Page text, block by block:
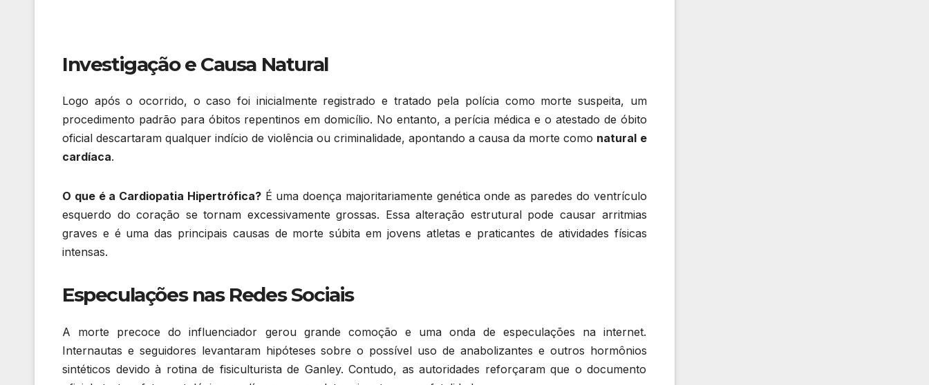
Investigação e Causa Natural
Logo após o ocorrido, o caso foi inicialmente registrado e tratado pela polícia como morte suspeita, um
procedimento padrão para óbitos repentinos em domicílio. No entanto, a perícia médica e o atestado de óbito
oficial descartaram qualquer indício de violência ou criminalidade, apontando a causa da morte como natural e
cardíaca.
O que é a Cardiopatia Hipertrófica?É uma doença majoritariamente genética onde as paredes do ventrículo
esquerdo do coração se tornam excessivamente grossas. Essa alteração estrutural pode causar arritmias
graves e é uma das principais causas de morte súbita em jovens atletas e praticantes de atividades físicas
intensas.
Especulações nas Redes Sociais
A morte precoce do influenciador gerou grande comoção e uma onda de especulações na internet.
Internautas e seguidores levantaram hipóteses sobre o possível uso de anabolizantes e outros hormônios
sintéticos devido à rotina de fisiculturista de Ganley. Contudo, as autoridades reforçaram que o documento